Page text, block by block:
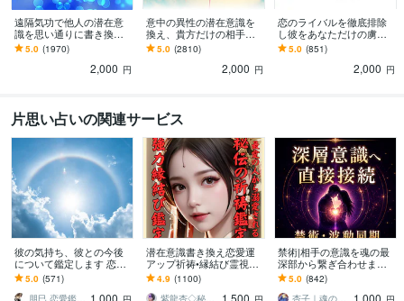
遠隔気功で他人の潜在意
識を思い通りに書き換え
ます 嫌いな上司、友人、
家族など、あなたのご要
望通りに書き換えます
5.0 (1970)
2,000 円
意中の異性の潜在意識を
換え、貴方だけの相手に
します 意中の相手に狂っ
たように愛されたい、関
係を改善したいあなたへ
5.0 (2810)
2,000 円
恋のライバルを徹底排除
し彼をあなただけの虜に
します 恋のライバルを蹴
散らし、彼を自分だけの
ものにしたいあなたへ
5.0 (851)
2,000 円
片思い占いの関連サービス
彼の気持ち、彼との今後
について鑑定します 恋愛
片思い 復縁 結婚 恋愛運
縁結び
5.0 (571)
朋巳 恋愛鑑定 人生相談 陰陽師 縁結び 1,000
潜在意識書き換え恋愛運
アップ祈祷•縁結び霊視し
ます 秘伝の祈祷で思念伝
達、強力縁結び祈祷、恋
4.9 (1100)
紫龍杏◇秘伝の縁結び祈祷師
1,500
禁術|相手の意識を魂の最
深部から繋ぎ合わせます
追う恋を終わらせ唯一無
二の縁を強固に結び理想
5.0 (842)
杏子｜魂の波動調律師
1,000